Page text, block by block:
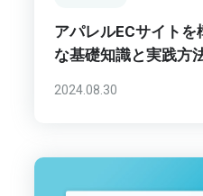
アパレルECサイト
な基礎知識と実践方
2024.08.30